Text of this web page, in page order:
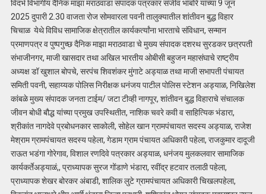
विदर्भ विभागीय दैनिक माझा मराठवाडा संपादक पत्रकार संजीव भांबोरे यांच्या 9 जून
2025 दुपारी 2.30 वाजता रोज सोमवारला पवनी तालुक्यातील शांतीवन बुद्ध विहार
चिचाळ येथे विविध सामाजिक क्षेत्रातील कार्यकर्त्यांना भारताचे संविधान, सन्मान
प्रमाणपत्र व पुष्पगुच्छ दैनिक माझा मराठवाडा चे मुख्य संपादक दशरथ सुरडकर छत्रपती
संभाजीनगर, माजी खासदार तथा अखिल भारतीय ओबीसी बहुजन महासंघाचे राष्ट्रीय
अध्यक्ष डॉ खुशाल बोपचे, सरपंच शिवशंकर मुंगाटे अड्याळ तथा माजी सभापती पंचायत
समिती पवनी, सहाय्यक पोलिस निरीक्षक धनंजय पाटील पोलिस स्टेशन अड्याळ, निखिलेश
कांबळे मुख्य संपादक जनता टाईम/ जटा टीव्ही नागपूर, शांतीवन बुद्ध विहाराचे संचालक
जीवन बोधी बौद्ध यांच्या प्रमुख उपस्थितीत, नाशिक चवरे कवी व साहित्यिक भंडारा,
श्रीकांत नागदेवे प्रबोधनकार साकोली, सोहेल खान ग्रामपंचायत सदस्य अड्याळ, राजेश
मेश्राम ग्रामपंचायत सदस्य पहेला, गेडाम ग्राम पंचायत अधिकारी पहेला, राजकुमार दादूजी
राऊत भडंगा गोरेगाव, विशाल रणदिवे पत्रकार अड्याळ, धनंजय मुलकलवार सामाजिक
कार्यकर्तेअड्याळं,, प्राध्यापक सुरज गोंडाणे भंडारा, रवींद्र हटवार तलाठी पहेला,
प्राध्यापक शेखर बोरकर अंबाडी, शालिक लुटे ग्रामपंचायत अधिकारी चिखलपहेला,